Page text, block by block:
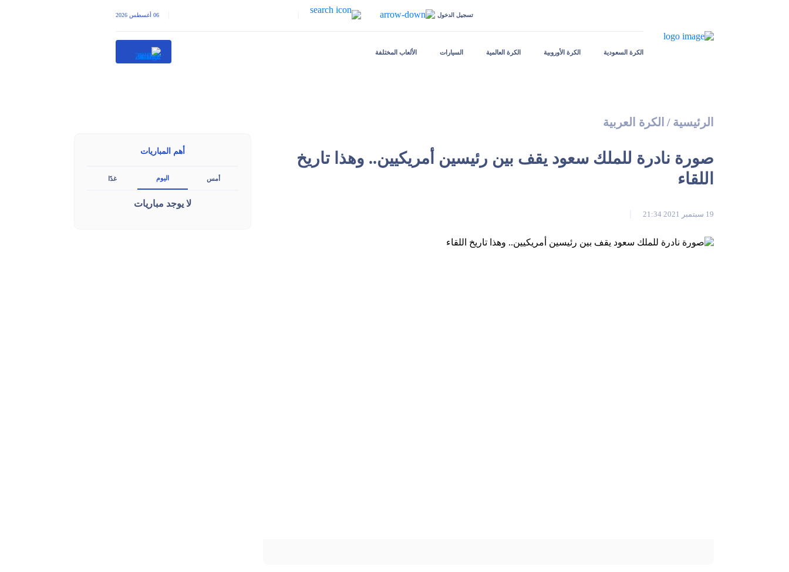
تسجيل الدخول 06 أغسطس 2026
الكرة السعودية الكرة الأوروبية الكرة العالمية السيارات الألعاب المختلفة
الرئيسية / الكرة العربية
صورة نادرة للملك سعود يقف بين رئيسين أمريكيين.. وهذا تاريخ
اللقاء
19 سبتمبر 2021 21:34
أهم المباريات
أمس اليوم غدًا
لا يوجد مباريات